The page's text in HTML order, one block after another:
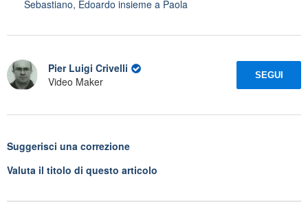
Sebastiano, Edoardo insieme a Paola
Pier Luigi Crivelli
Video Maker
SEGUI
Suggerisci una correzione
Valuta il titolo di questo articolo